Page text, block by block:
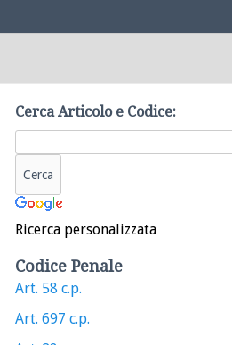
Cerca Articolo e Codice:
Ricerca personalizzata
Codice Penale
Art. 58 c.p.
Art. 697 c.p.